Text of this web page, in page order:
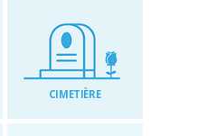
CIMETIÈRE